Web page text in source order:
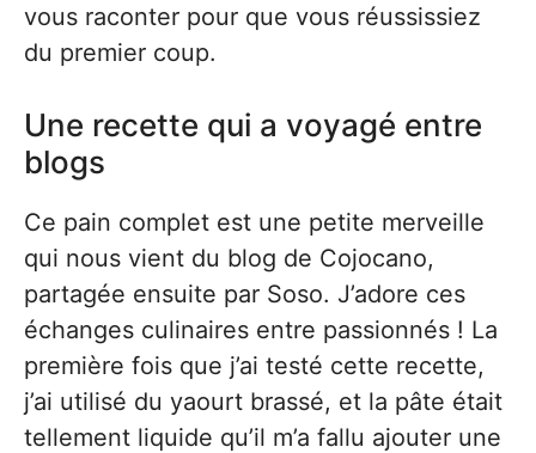
vous raconter pour que vous réussissiez
du premier coup.
Une recette qui a voyagé entre
blogs
Ce pain complet est une petite merveille
qui nous vient du blog de Cojocano,
partagée ensuite par Soso. J’adore ces
échanges culinaires entre passionnés ! La
première fois que j’ai testé cette recette,
j’ai utilisé du yaourt brassé, et la pâte était
tellement liquide qu’il m’a fallu ajouter une